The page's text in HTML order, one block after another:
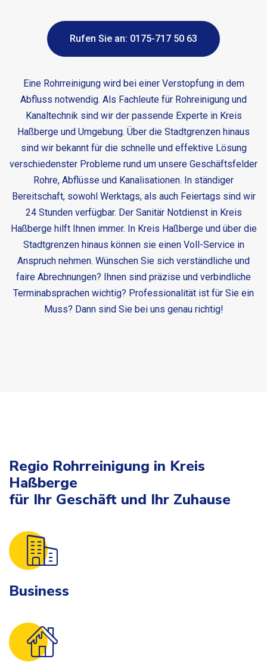
Rufen Sie an: 0175-717 50 63
Eine Rohrreinigung wird bei einer Verstopfung in dem
Abfluss notwendig. Als Fachleute für Rohreinigung und
Kanaltechnik sind wir der passende Experte in Kreis
Haßberge und Umgebung. Über die Stadtgrenzen hinaus
sind wir bekannt für die schnelle und effektive Lösung
verschiedenster Probleme rund um unsere Geschäftsfelder
Rohre, Abflüsse und Kanalisationen. In ständiger
Bereitschaft, sowohl Werktags, als auch Feiertags sind wir
24 Stunden verfügbar. Der Sanitär Notdienst in Kreis
Haßbergehilft Ihnen immer. In Kreis Haßberge und über die
Stadtgrenzen hinaus können sie einen Voll-Service in
Anspruch nehmen. Wünschen Sie sich verständliche und
faire Abrechnungen? Ihnen sind präzise und verbindliche
Terminabsprachen wichtig? Professionalität ist für Sie ein
Muss? Dann sind Sie bei uns genau richtig!
Regio Rohrreinigung in Kreis
Haßberge
für Ihr Geschäft und Ihr Zuhause
Business